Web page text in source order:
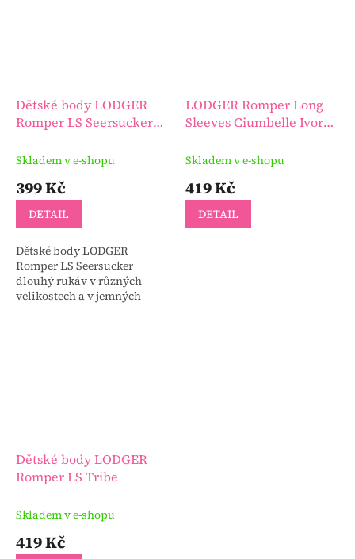
Dětské body LODGER
Romper LS Seersucker
Skladem v e-shopu
399 Kč
DETAIL
Dětské body LODGER
Romper LS Seersucker
dlouhý rukáv v různých
velikostech a v jemných
barvách.
LODGER Romper Long
Sleeves Ciumbelle Ivory
Skladem v e-shopu
419 Kč
DETAIL
Dětské body LODGER
Romper LS Tribe
Skladem v e-shopu
419 Kč